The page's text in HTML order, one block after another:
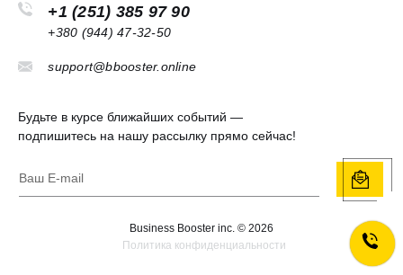
+1 (251) 385 97 90
+380 (944) 47-32-50
support@bbooster.online
Будьте в курсе ближайших событий —
подпишитесь на нашу рассылку прямо сейчас!
Business Booster inc. © 2026
Политика конфиденциальности